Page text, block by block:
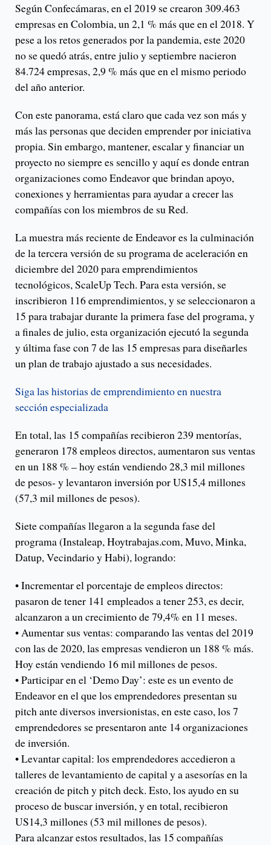
Según Confecámaras, en el 2019 se crearon 309.463
empresas en Colombia, un 2,1 % más que en el 2018. Y
pese a los retos generados por la pandemia, este 2020
no se quedó atrás, entre julio y septiembre nacieron
84.724 empresas, 2,9 % más que en el mismo periodo
del año anterior.
Con este panorama, está claro que cada vez son más y
más las personas que deciden emprender por iniciativa
propia. Sin embargo, mantener, escalar y financiar un
proyecto no siempre es sencillo y aquí es donde entran
organizaciones como Endeavor que brindan apoyo,
conexiones y herramientas para ayudar a crecer las
compañías con los miembros de su Red.
La muestra más reciente de Endeavor es la culminación
de la tercera versión de su programa de aceleración en
diciembre del 2020 para emprendimientos
tecnológicos, ScaleUp Tech. Para esta versión, se
inscribieron 116 emprendimientos, y se seleccionaron a
15 para trabajar durante la primera fase del programa, y
a finales de julio, esta organización ejecutó la segunda
y última fase con 7 de las 15 empresas para diseñarles
un plan de trabajo ajustado a sus necesidades.
Siga las historias de emprendimiento en nuestra
sección especializada
En total, las 15 compañías recibieron 239 mentorías,
generaron 178 empleos directos, aumentaron sus ventas
en un 188 % – hoy están vendiendo 28,3 mil millones
de pesos- y levantaron inversión por US15,4 millones
(57,3 mil millones de pesos).
Siete compañías llegaron a la segunda fase del
programa (Instaleap, Hoytrabajas.com, Muvo, Minka,
Datup, Vecindario y Habi), logrando:
• Incrementar el porcentaje de empleos directos:
pasaron de tener 141 empleados a tener 253, es decir,
alcanzaron a un crecimiento de 79,4% en 11 meses.
• Aumentar sus ventas: comparando las ventas del 2019
con las de 2020, las empresas vendieron un 188 % más.
Hoy están vendiendo 16 mil millones de pesos.
• Participar en el ‘Demo Day’: este es un evento de
Endeavor en el que los emprendedores presentan su
pitch ante diversos inversionistas, en este caso, los 7
emprendedores se presentaron ante 14 organizaciones
de inversión.
• Levantar capital: los emprendedores accedieron a
talleres de levantamiento de capital y a asesorías en la
creación de pitch y pitch deck. Esto, los ayudo en su
proceso de buscar inversión, y en total, recibieron
US14,3 millones (53 mil millones de pesos).
Para alcanzar estos resultados, las 15 compañías